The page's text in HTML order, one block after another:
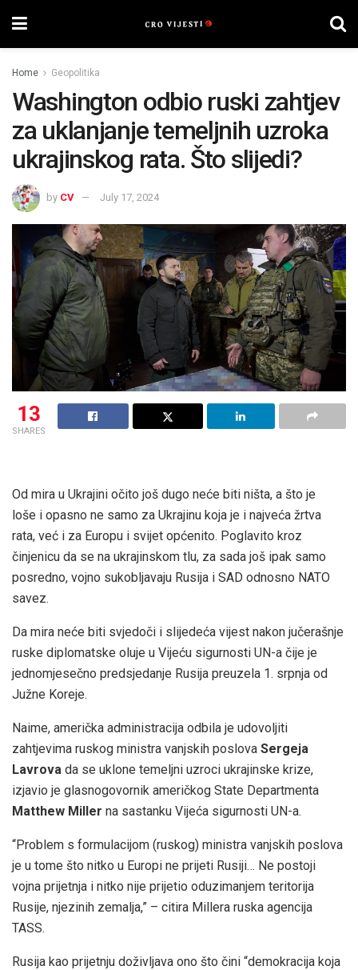
Home Geopolitika
Washington odbio ruski zahtjev
za uklanjanje temeljnih uzroka
ukrajinskog rata. Što slijedi?
by CV July 17, 2024
13
SHARES
Od mira u Ukrajini očito još dugo neće biti ništa, a što je
loše i opasno ne samo za Ukrajinu koja je i najveća žrtva
rata, već i za Europu i svijet općenito. Poglavito kroz
činjenicu da se na ukrajinskom tlu, za sada još ipak samo
posredno, vojno sukobljavaju Rusija i SAD odnosno NATO
savez.
Da mira neće biti svjedoči i slijedeća vijest nakon jučerašnje
ruske diplomatske oluje u Vijeću sigurnosti UN-a čije je
jednomjesečno predsjedanje Rusija preuzela 1. srpnja od
Južne Koreje.
Naime, američka administracija odbila je udovoljiti
zahtjevima ruskog ministra vanjskih poslova Sergeja
Lavrova da se uklone temeljni uzroci ukrajinske krize,
izjavio je glasnogovornik američkog State Departmenta
Matthew Miller na sastanku Vijeća sigurnosti UN-a.
“Problem s formulacijom (ruskog) ministra vanjskih poslova
je u tome što nitko u Europi ne prijeti Rusiji… Ne postoji
vojna prijetnja i nitko nije prijetio oduzimanjem teritorija
Rusije, njezinih zemalja,” – citira Millera ruska agencija
TASS.
Rusija kao prijetnju doživljava ono što čini “demokracija koja